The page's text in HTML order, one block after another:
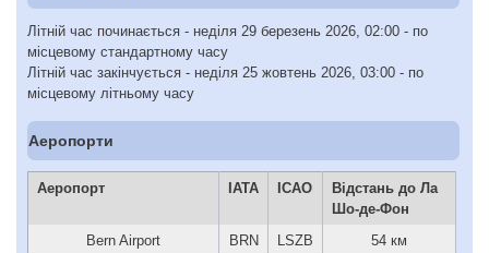
Літній час починається - неділя 29 березень 2026, 02:00 - по
місцевому стандартному часу
Літній час закінчується - неділя 25 жовтень 2026, 03:00 - по
місцевому літньому часу
Аеропорти
Аеропорт IATA ICAO
Відстань до Ла
Шо-де-Фон
Bern Airport
BRN LSZB
54 км